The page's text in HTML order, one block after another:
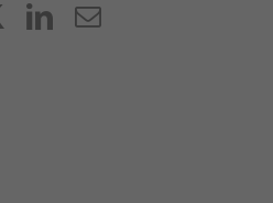
LinkedIn
E-